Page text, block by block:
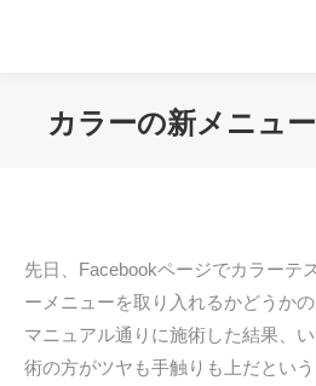
カラーの新メニュ
先日、Facebookページでカラーテ
ーメニューを取り入れるかどうか
マニュアル通りに施術した結果、
術の方がツヤも手触りも上だという